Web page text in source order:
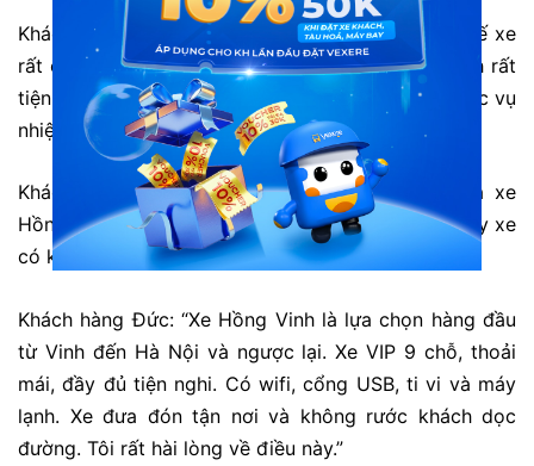
Khách hàng H. Nguyễn: “Xe chất lượng rất tốt, ghế xe
rất êm ái, mình đi xe tối có hệ thống đèn đọc sách rất
tiện, hệ thống wifi nhanh và ổn định, nhân viên phục vụ
nhiệt tình”
Khách hàng Hồng: “Mình là khách quen của nhà xe
Hồng Vinh, kể từ lần đầu đi đến giờ mình chưa thấy xe
có khuyết điểm nào. Mọi thứ đều rất ok”
Khách hàng Đức: “Xe Hồng Vinh là lựa chọn hàng đầu
từ Vinh đến Hà Nội và ngược lại. Xe VIP 9 chỗ, thoải
mái, đầy đủ tiện nghi. Có wifi, cổng USB, ti vi và máy
lạnh. Xe đưa đón tận nơi và không rước khách dọc
đường. Tôi rất hài lòng về điều này.”